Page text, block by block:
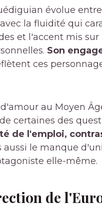
évolue
la fluidité qui
et l'accent mis
Son
ces
au Moyen
certaines des
de l'emploi,
le manque
elle-même.
de